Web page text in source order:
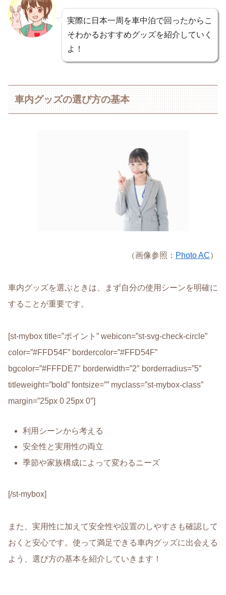
実際に日本一周を車中泊で回ったからこ
そわかるおすすめグッズを紹介していく
よ！
車内グッズの選び方の基本
（画像参照： Photo AC）
車内グッズを選ぶときは、まず自分の使用シーンを明確に
することが重要です。
[st-mybox title=”ポイント” webicon=”st-svg-check-circle”
color=”#FFD54F” bordercolor=”#FFD54F”
bgcolor=”#FFFDE7″ borderwidth=”2″ borderradius=”5″
titleweight=”bold” fontsize=”” myclass=”st-mybox-class”
margin=”25px 0 25px 0″]
利用シーンから考える
安全性と実用性の両立
季節や家族構成によって変わるニーズ
[/st-mybox]
また、実用性に加えて安全性や設置のしやすさも確認して
おくと安心です。 使って満足できる車内グッズに出会える
よう、選び方の基本を紹介していきます ！